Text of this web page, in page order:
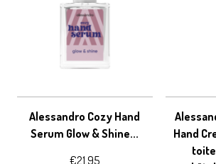
Alessandro Cozy Hand
Serum Glow & Shine...
€21.95
Hand